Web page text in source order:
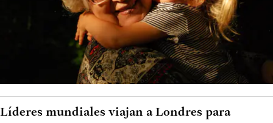
Líderes mundiales viajan a Londres para